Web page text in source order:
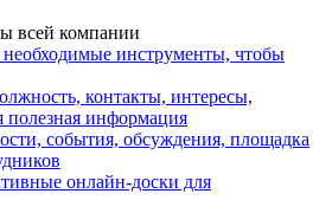
всей компании
инструменты, чтобы
контакты, интересы,
полезная информация
события, обсуждения, площадка
онлайн-доски для